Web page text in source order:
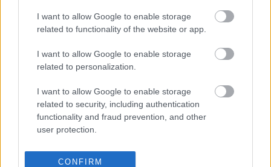
I want to allow Google to enable storage
related to functionality of the website or app.
I want to allow Google to enable storage
related to personalization.
I want to allow Google to enable storage
related to security, including authentication
functionality and fraud prevention, and other
user protection.
CONFIRM